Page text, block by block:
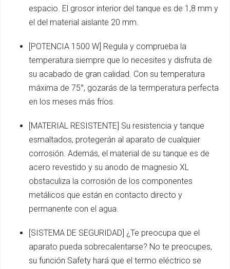
espacio. El grosor interior del tanque es de 1,8 mm y
el del material aislante 20 mm.
[POTENCIA 1500 W] Regula y comprueba la
temperatura siempre que lo necesites y disfruta de
su acabado de gran calidad. Con su temperatura
máxima de 75°, gozarás de la termperatura perfecta
en los meses más fríos.
[MATERIAL RESISTENTE] Su resistencia y tanque
esmaltados, protegerán al aparato de cualquier
corrosión. Además, el material de su tanque es de
acero revestido y su anodo de magnesio XL
obstaculiza la corrosión de los componentes
metálicos que están en contacto directo y
permanente con el agua.
[SISTEMA DE SEGURIDAD] ¿Te preocupa que el
aparato pueda sobrecalentarse? No te preocupes,
su función Safety hará que el termo eléctrico se